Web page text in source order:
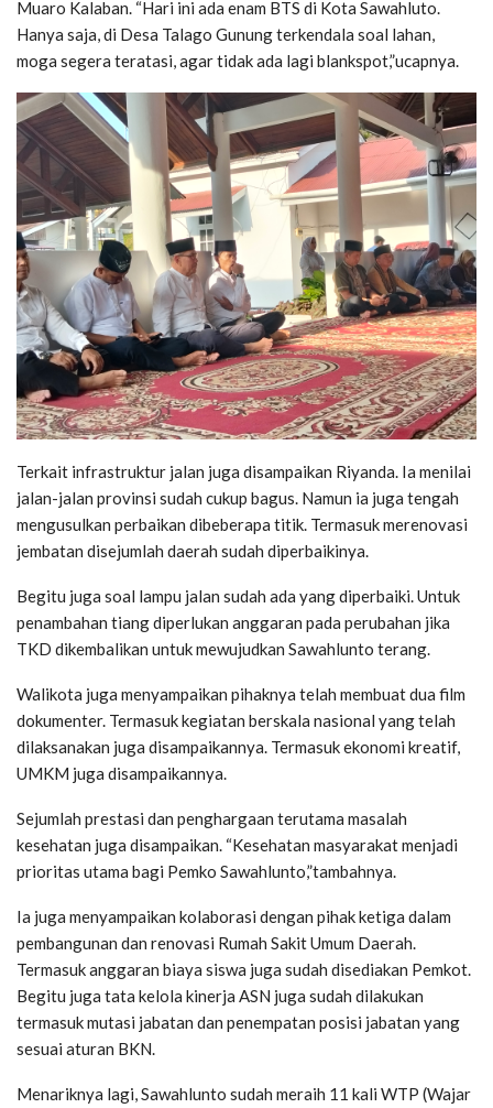
Muaro Kalaban. “Hari ini ada enam BTS di Kota Sawahluto.
Hanya saja, di Desa Talago Gunung terkendala soal lahan,
moga segera teratasi, agar tidak ada lagi blankspot,”ucapnya.
Terkait infrastruktur jalan juga disampaikan Riyanda. Ia menilai
jalan-jalan provinsi sudah cukup bagus. Namun ia juga tengah
mengusulkan perbaikan dibeberapa titik. Termasuk merenovasi
jembatan disejumlah daerah sudah diperbaikinya.
Begitu juga soal lampu jalan sudah ada yang diperbaiki. Untuk
penambahan tiang diperlukan anggaran pada perubahan jika
TKD dikembalikan untuk mewujudkan Sawahlunto terang.
Walikota juga menyampaikan pihaknya telah membuat dua film
dokumenter. Termasuk kegiatan berskala nasional yang telah
dilaksanakan juga disampaikannya. Termasuk ekonomi kreatif,
UMKM juga disampaikannya.
Sejumlah prestasi dan penghargaan terutama masalah
kesehatan juga disampaikan. “Kesehatan masyarakat menjadi
prioritas utama bagi Pemko Sawahlunto,”tambahnya.
Ia juga menyampaikan kolaborasi dengan pihak ketiga dalam
pembangunan dan renovasi Rumah Sakit Umum Daerah.
Termasuk anggaran biaya siswa juga sudah disediakan Pemkot.
Begitu juga tata kelola kinerja ASN juga sudah dilakukan
termasuk mutasi jabatan dan penempatan posisi jabatan yang
sesuai aturan BKN.
Menariknya lagi, Sawahlunto sudah meraih 11 kali WTP (Wajar